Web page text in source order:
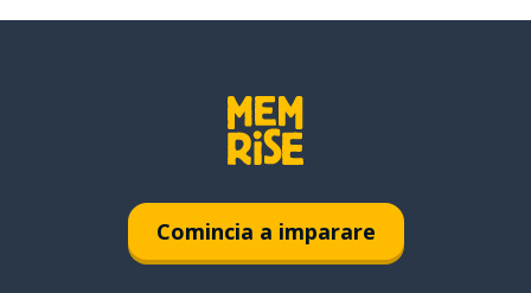
Comincia a imparare